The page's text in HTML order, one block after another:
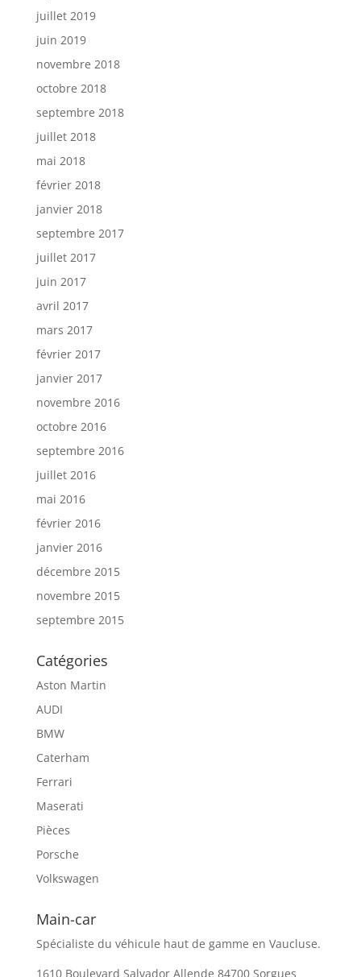
juillet 2019
juin 2019
novembre 2018
octobre 2018
septembre 2018
juillet 2018
mai 2018
février 2018
janvier 2018
septembre 2017
juillet 2017
juin 2017
avril 2017
mars 2017
février 2017
janvier 2017
novembre 2016
octobre 2016
septembre 2016
juillet 2016
mai 2016
février 2016
janvier 2016
décembre 2015
novembre 2015
septembre 2015
Catégories
Aston Martin
AUDI
BMW
Caterham
Ferrari
Maserati
Pièces
Porsche
Volkswagen
Main-car
Spécialiste du véhicule haut de gamme en Vaucluse.
1610 Boulevard Salvador Allende 84700 Sorgues